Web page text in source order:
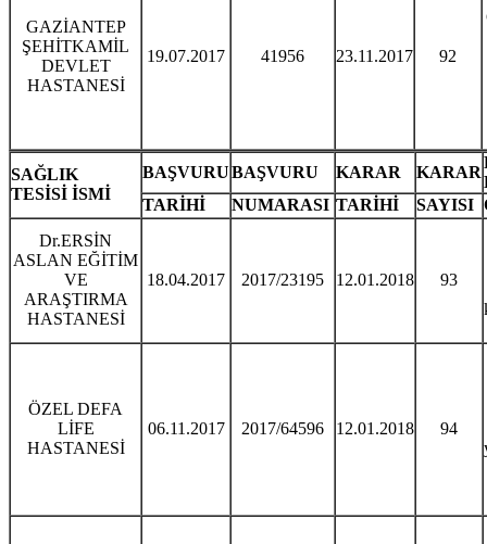
GAZİANTEP
ŞEHİTKAMİL
DEVLET
HASTANESİ
19.07.2017 41956 23.11.2017 92
SAĞLIK
TESİSİ İSMİ
BAŞVURUBAŞVURU KARAR KARAR
TARİHİ
NUMARASI TARİHİ SAYISI
Dr.ERSİN
ASLAN EĞİTİM
VE
ARAŞTIRMA
HASTANESİ
18.04.2017 2017/23195 12.01.2018
93
ÖZEL DEFA
LİFE
HASTANESİ
06.11.2017 2017/64596 12.01.2018
94